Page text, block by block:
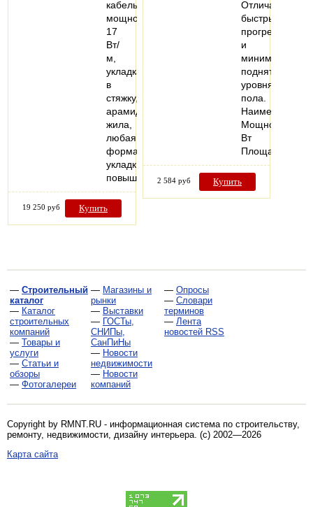
кабель,
мощность
17
Вт/
м,
укладка
в
стяжку,
арамидная
жила,
любая
форма
укладки,
повышенная…
19 250 руб Купить
Отличается
быстрым
прогревом
и
минимальным
поднятием
уровня
пола.
Наименование
Мощность,
Вт
Площадь…
2 584 руб Купить
— Строительный
каталог
— Каталог
строительных
компаний
— Товары и
услуги
— Статьи и
обзоры
— Фотогалереи
— Магазины и
рынки
— Выставки
— ГОСТы,
СНИПы,
СанПиНы
— Новости
недвижимости
— Новости
компаний
— Опросы
— Словари
терминов
— Лента
новостей RSS
Copyright by RMNT.RU - информационная система по строительству,
ремонту, недвижимости, дизайну интерьера. (c) 2002—2026
Карта сайта